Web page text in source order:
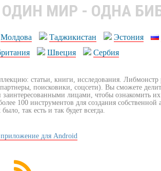
МИР - ОДНА
Молдова Таджикистан Эстония
Швеция Сербия
статьи, книги, исследования.
поисковики, соцсети). Вы сможете
лицами, чтобы ознакомить
100 инструментов для создания собственной
так есть и так будет всегда.
приложение для Android